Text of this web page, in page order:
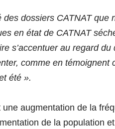
dossiers CATNAT que
en état de CATNAT
s’accentuer au regard du
comme en témoignent
été ».
augmentation de la
de la population